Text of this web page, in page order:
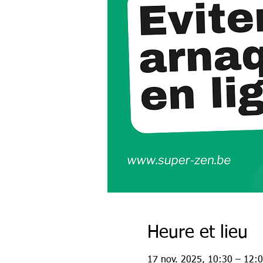
Heure et lieu
17 nov. 2025, 10:30 –